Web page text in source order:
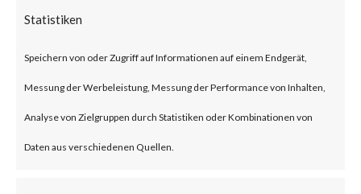
Statistiken
Speichern von oder Zugriff auf Informationen auf einem Endgerät,
Messung der Werbeleistung, Messung der Performance von Inhalten,
Analyse von Zielgruppen durch Statistiken oder Kombinationen von
Daten aus verschiedenen Quellen.
the malware is executed before
the operating system and
traditional OS-based security
solutions start.Also, BlackLotus